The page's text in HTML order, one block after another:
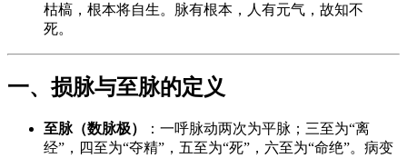
枯槁，根本将自生。脉有根本，人有元气，故知不
死。
一、损脉与至脉的定义
至脉（数脉极）
：一呼脉动两次为平脉；三至为“离
经”，四至为“夺精”，五至为“死”，六至为“命绝”。病变